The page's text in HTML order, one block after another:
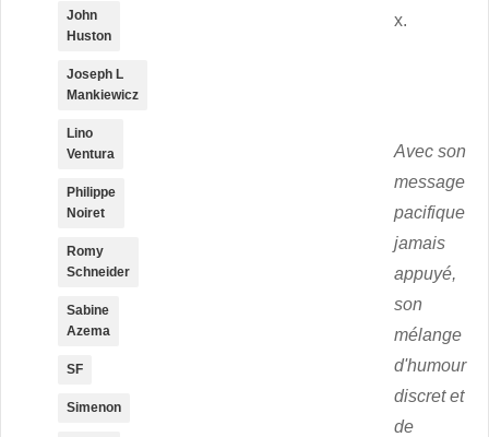
x.
Avec son
message
pacifique
jamais
appuyé,
son
mélange
d'humour
discret et
de
John
Huston
Joseph L
Mankiewicz
Lino
Ventura
Philippe
Noiret
Romy
Schneider
Sabine
Azema
SF
Simenon